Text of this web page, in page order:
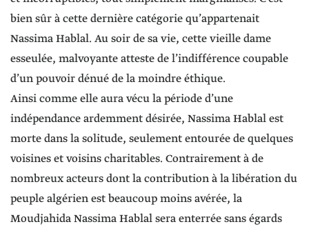
bien sûr à cette dernière catégorie qu’appartenait
Nassima Hablal. Au soir de sa vie, cette vieille dame
esseulée, malvoyante atteste de l’indifférence coupable
d’un pouvoir dénué de la moindre éthique.
Ainsi comme elle aura vécu la période d’une
indépendance ardemment désirée, Nassima Hablal est
morte dans la solitude, seulement entourée de quelques
voisines et voisins charitables. Contrairement à de
nombreux acteurs dont la contribution à la libération du
peuple algérien est beaucoup moins avérée, la
Moudjahida Nassima Hablal sera enterrée sans égards